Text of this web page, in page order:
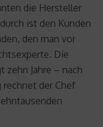
die Hersteller
ist den Kunden
den man vor
Die
zehn Jahre – nach
rechnet der Chef